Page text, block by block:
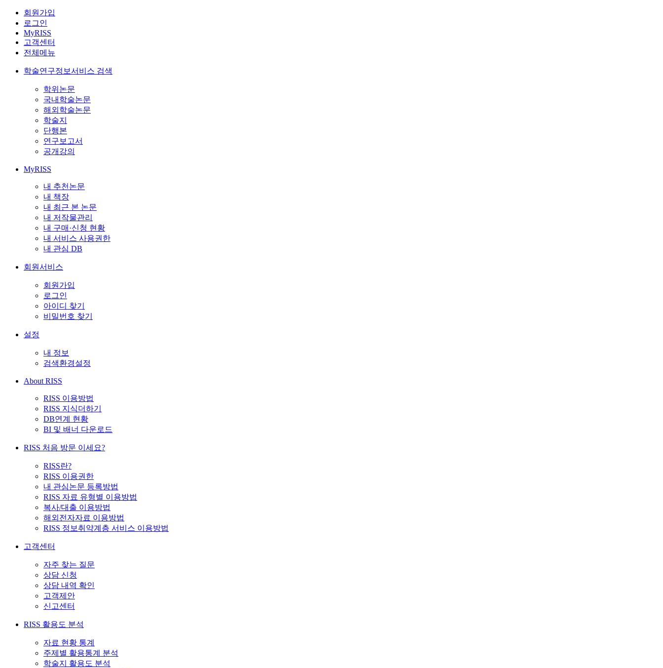
회원가입
로그인
MyRISS
고객센터
전체메뉴
학술연구정보서비스 검색
학위논문
국내학술논문
해외학술논문
학술지
단행본
연구보고서
공개강의
MyRISS
내 추천논문
내 책장
내 최근 본 논문
내 저작물관리
내 구매·신청 현황
내 서비스 사용권한
내 관심 DB
회원서비스
회원가입
로그인
아이디 찾기
비밀번호 찾기
설정
내 정보
검색환경설정
About RISS
RISS 이용방법
RISS 지식더하기
DB연계 현황
BI 및 배너 다운로드
RISS 처음 방문 이세요?
RISS란?
RISS 이용권한
내 관심논문 등록방법
RISS 자료 유형별 이용방법
복사/대출 이용방법
해외전자자료 이용방법
RISS 정보취약계층 서비스 이용방법
고객센터
자주 찾는 질문
상담 신청
상담 내역 확인
고객제안
신고센터
RISS 활용도 분석
자료 현황 통계
주제별 활용통계 분석
학술지 활용도 분석